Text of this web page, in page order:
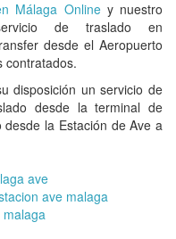
Málaga Onliney nuestro
de traslado en
desde el Aeropuerto
contratados.
disposición unservicio de
desde la terminal de
la Estación de Ave a
ave
ave malaga